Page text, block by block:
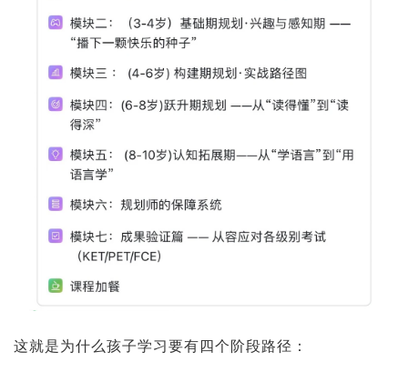
这就是为什么孩子学习要有四个阶段路径：